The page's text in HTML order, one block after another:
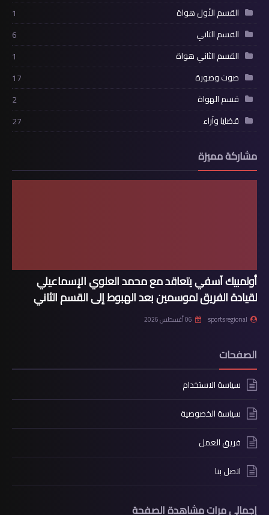
القسم الأول هواة
1
القسم الثاني
6
القسم الثاني هواة
1
صوت وصورة
17
قسم الهواة
2
قضايا وآراء
27
مشاركة مميزة
أولمبيك آسفي يتعاقد مع محمد العلوي الإسماعيلي
لقيادة الفريق لموسمين بعد الهبوط إلى القسم الثاني
sportsregional 06 أغسطس 2026
الصفحات
سياسة الاستخدام
سياسة الخصوصية
فريق العمل
اتصل بنا
إجمالي مرات مشاهدة الصفحة